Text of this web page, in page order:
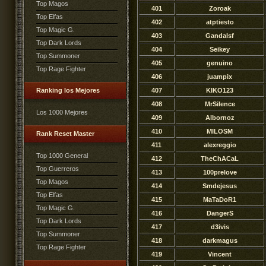
Top Magos
Top Elfas
Top Magic G.
Top Dark Lords
Top Summoner
Top Rage Fighter
Ranking los Mejores
Los 1000 Mejores
Rank Reset Master
Top 1000 General
Top Guerreros
Top Magos
Top Elfas
Top Magic G.
Top Dark Lords
Top Summoner
Top Rage Fighter
401
Zoroak
402
atptiesto
403
Gandalsf
404
Seikey
405
genuino
406
juampix
407
KIKO123
408
MrSiIence
409
Albornoz
410
MILOSM
411
alexreggio
412
TheChACaL
413
100prelove
414
Smdejesus
415
MaTaDoR1
416
DangerS
417
d3ivis
418
darkmagus
419
Vincent